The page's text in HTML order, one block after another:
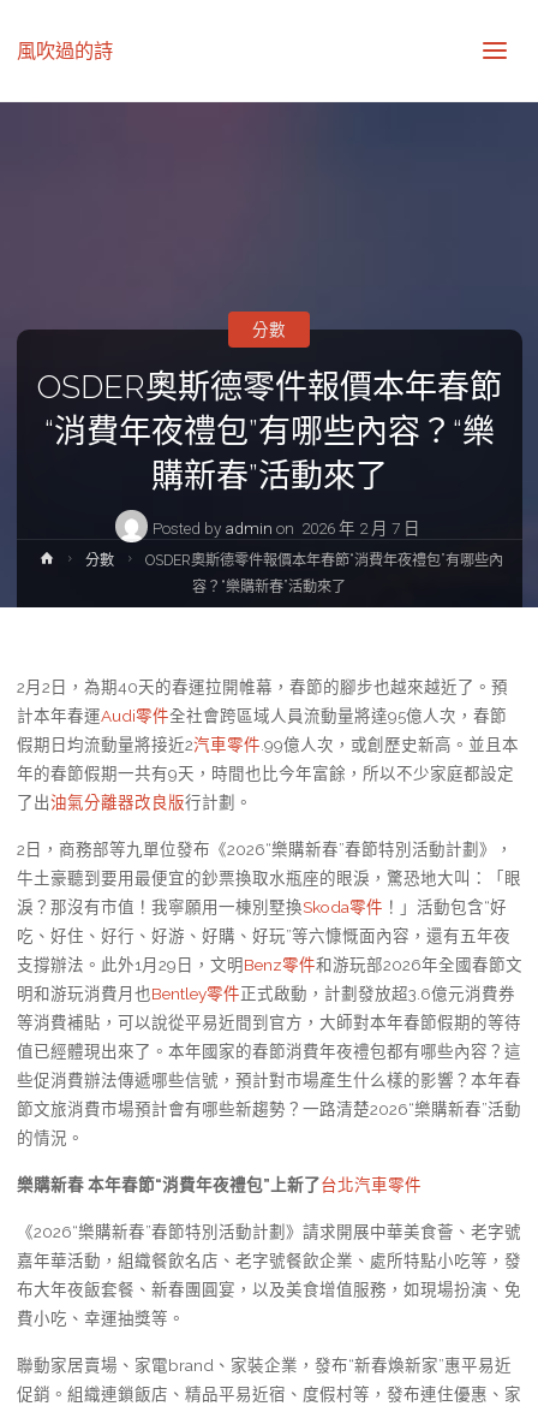
風吹過的詩
OSDER奧斯德零件報價本年春節
“消費年夜禮包”有哪些內容？“樂
購新春”活動來了
Posted by admin on 2026 年 2 月 7 日
分數
Home分數
OSDER奧斯德零件報價本年春節“消費年夜禮包”有哪些內
容？“樂購新春”活動來了
2月2日，為期40天的春運拉開帷幕，春節的腳步也越來越近了。預
計本年春運Audi零件全社會跨區域人員流動量將達95億人次，春節
假期日均流動量將接近2汽車零件 .99億人次，或創歷史新高。並且本
年的春節假期一共有9天，時間也比今年富餘，所以不少家庭都設定
了出油氣分離器改良版行計劃。
2日，商務部等九單位發布《2026“樂購新春”春節特別活動計劃》，
牛土豪聽到要用最便宜的鈔票換取水瓶座的眼淚，驚恐地大叫：「眼
淚？那沒有市值！我寧願用一棟別墅換Skoda零件 ！」活動包含“好
吃、好住、好行、好游、好購、好玩”等六慷慨面內容，還有五年夜
支撐辦法。此外1月29日，文明Benz零件和游玩部2026年全國春節文
明和游玩消費月也Bentley零件正式啟動，計劃發放超3.6億元消費券
等消費補貼，可以說從平易近間到官方，大師對本年春節假期的等待
值已經體現出來了。本年國家的春節消費年夜禮包都有哪些內容？這
些促消費辦法傳遞哪些信號，預計對市場產生什么樣的影響？本年春
節文旅消費市場預計會有哪些新趨勢？一路清楚2026“樂購新春”活動
的情況。
樂購新春 本年春節“消費年夜禮包”上新了台北汽車零件
《2026“樂購新春”春節特別活動計劃》請求開展中華美食薈、老字號
嘉年華活動，組織餐飲名店、老字號餐飲企業、處所特點小吃等，發
布大年夜飯套餐、新春團圓宴，以及美食增值服務，如現場扮演、免
費小吃、幸運抽獎等。
聯動家居賣場、家電brand、家裝企業，發布“新春煥新家”惠平易近
促銷。組織連鎖飯店、精品平易近宿、度假村等，發布連住優惠、家